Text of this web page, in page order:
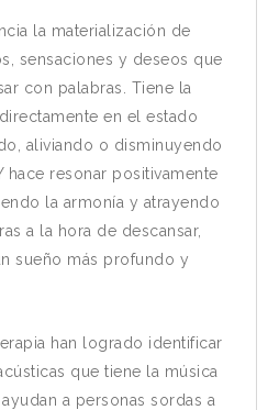
la materialización de
sensaciones y deseos que
con palabras. Tiene la
en el estado
aliviando o disminuyendo
hace resonar positivamente
la armonía y atrayendo
a la hora de descansar,
sueño más profundo y
han logrado identificar
que tiene la música
a personas sordas a